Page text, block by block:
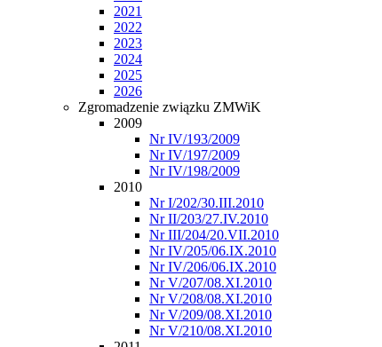
2021
2022
2023
2024
2025
2026
Zgromadzenie związku ZMWiK
2009
Nr IV/193/2009
Nr IV/197/2009
Nr IV/198/2009
2010
Nr I/202/30.III.2010
Nr II/203/27.IV.2010
Nr III/204/20.VII.2010
Nr IV/205/06.IX.2010
Nr IV/206/06.IX.2010
Nr V/207/08.XI.2010
Nr V/208/08.XI.2010
Nr V/209/08.XI.2010
Nr V/210/08.XI.2010